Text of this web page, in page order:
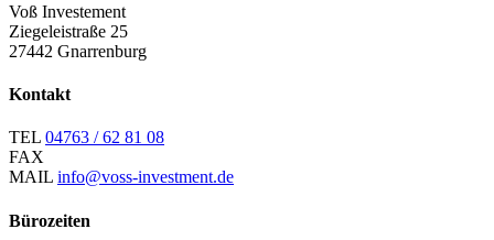
Voß Investement
Ziegeleistraße 25
27442 Gnarrenburg
Kontakt
TEL 04763 / 62 81 08
FAX
MAIL info@voss-investment.de
Bürozeiten